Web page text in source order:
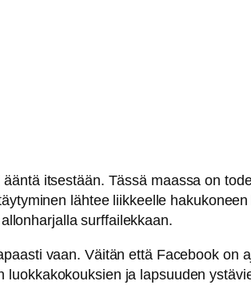
itsestään. Tässä maassa on
lähtee liikkeelle
surffailekkaan.
vaan. Väitän että Facebook on
ja lapsuuden